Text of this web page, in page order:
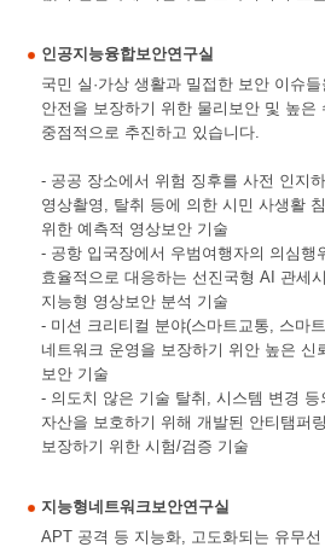
인공지능융합보안연구실
국민 실·가상 생활과 밀접한 보안 이슈
안전을 보장하기 위한 물리보안 및 높은
중점적으로 추진하고 있습니다.
- 공공 장소에서 위험 징후를 사전 인지
영상촬영, 탈취 등에 의한 시민 사생활
위한 예측적 영상보안 기술
- 공항 입국장에서 우범여행자의 의심행
효율적으로 대응하는 선진국형 AI 관세
지능형 영상보안 분석 기술
- 미션 크리티컬 분야(스마트교통, 스마
네트워크 운영을 보장하기 위안 높은 신
보안 기술
- 의도치 않은 기술 탈취, 시스템 변경 등
자산을 보호하기 위해 개발된 안티탬퍼
보장하기 위한 시험/검증 기술
지능형네트워크보안연구실
APT 공격 등 지능화, 고도화되는 유무선